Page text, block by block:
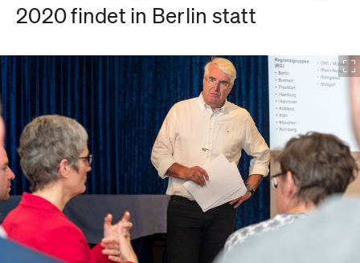
2020 findet in Berlin statt